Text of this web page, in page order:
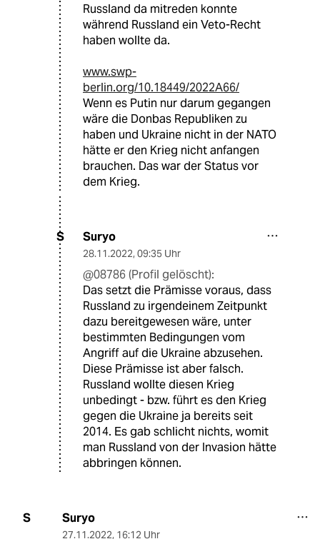
Russland da mitreden konnte
während Russland ein Veto-Recht
haben wollte da.
www.swp-
berlin.org/10.18449/2022A66/
Wenn es Putin nur darum gegangen
wäre die Donbas Republiken zu
haben und Ukraine nicht in der NATO
hätte er den Krieg nicht anfangen
brauchen. Das war der Status vor
dem Krieg.
S Suryo
28.11.2022, 09:35 Uhr
@08786 (Profil gelöscht):
Das setzt die Prämisse voraus, dass
Russland zu irgendeinem Zeitpunkt
dazu bereitgewesen wäre, unter
bestimmten Bedingungen vom
Angriff auf die Ukraine abzusehen.
Diese Prämisse ist aber falsch.
Russland wollte diesen Krieg
unbedingt - bzw. führt es den Krieg
gegen die Ukraine ja bereits seit
2014. Es gab schlicht nichts, womit
man Russland von der Invasion hätte
abbringen können.
S Suryo
27.11.2022, 16:12 Uhr